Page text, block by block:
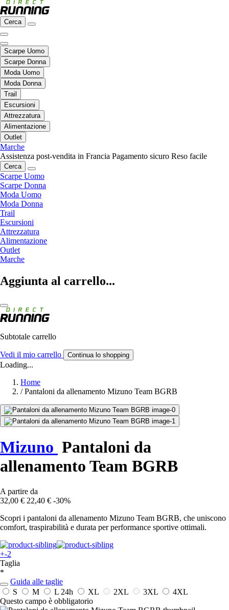
Cerca
Scarpe Uomo
Scarpe Donna
Moda Uomo
Moda Donna
Trail
Escursioni
Attrezzatura
Alimentazione
Outlet
Marche
Assistenza post-vendita in Francia Pagamento sicuro Reso facile
Cerca
Scarpe Uomo
Scarpe Donna
Moda Uomo
Moda Donna
Trail
Escursioni
Attrezzatura
Alimentazione
Outlet
Marche
Aggiunta al carrello...
Subtotale carrello
Vedi il mio carrello Continua lo shopping
Loading...
Home
/ Pantaloni da allenamento Mizuno Team BGRB
Mizuno Pantaloni da
allenamento Team BGRB
A partire da
32,00 € 22,40 € -30%
Scopri i pantaloni da allenamento Mizuno Team BGRB, che uniscono
comfort, traspirabilità e durata per performance sportive ottimali.
+-2
Taglia
*
Guida alle taglie
S
M L 24h XL 2XL 3XL
4XL
Questo campo è obbligatorio